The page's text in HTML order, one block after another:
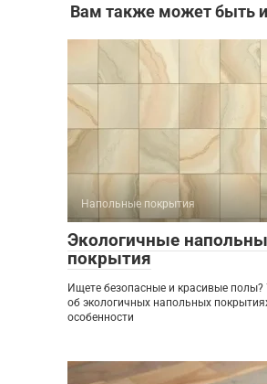
Вам также может быть
Напольные покрытия
Экологичные
покрытия
Ищете безопасные и красивые полы?
об экологичных напольных
особенности